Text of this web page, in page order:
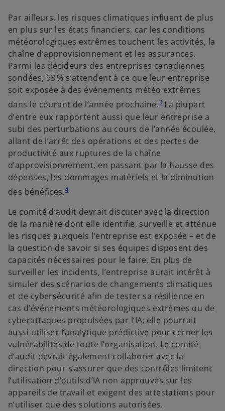
Par ailleurs, les risques climatiques influent de plus
en plus sur les états financiers, car les conditions
météorologiques extrêmes touchent les activités, la
chaîne d’approvisionnement et les assurances.
Parmi les décideurs des entreprises canadiennes
sondées, 93 % s’attendent à ce que leur entreprise
soit exposée à des événements météo extrêmes
dans le courant de l’année prochaine.3 La plupart
d’entre eux rapportent aussi que leur entreprise a
subi des perturbations au cours de l’année écoulée,
allant de l’arrêt des opérations et des pertes de
productivité aux ruptures de la chaîne
d’approvisionnement, en passant par la hausse des
dépenses, les dommages matériels et la diminution
des bénéfices.4
Le comité d’audit devrait discuter avec la direction
de la manière dont elle identifie, surveille et atténue
les risques auxquels l’entreprise est exposée – et de
la question de savoir si ses équipes disposent des
capacités nécessaires pour le faire. En plus de
surveiller les incidents, l’entreprise aurait intérêt à
simuler des scénarios de changements climatiques
et de cybersécurité afin de tester sa résilience en
cas d’événements météorologiques extrêmes ou de
cyberattaques propulsées par l’IA; elle pourrait
aussi utiliser l’analytique prédictive pour cerner les
vulnérabilités de toute l’organisation. Le comité
d’audit devrait également collaborer avec la
direction pour s’assurer que des contrôles limitent
l’utilisation d’outils d’IA non approuvés sur les
appareils de travail et exigent des attestations pour
n’utiliser que des solutions autorisées.